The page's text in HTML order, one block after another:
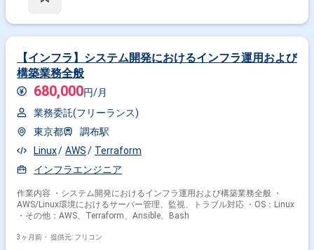
【インフラ】システム開発におけるインフラ運用および
構築業務全般
680,000円/月
業務委託(フリーランス)
東京都
調布駅
Linux
AWS
Terraform
インフラエンジニア
作業内容 ・システム開発におけるインフラ運用および構築業務全般 ・
AWS/Linux環境におけるサーバー管理、監視、トラブル対応 ・OS：Linux
・その他：AWS、Terraform、Ansible、Bash
3ヶ月前・ 提供元: フリコン